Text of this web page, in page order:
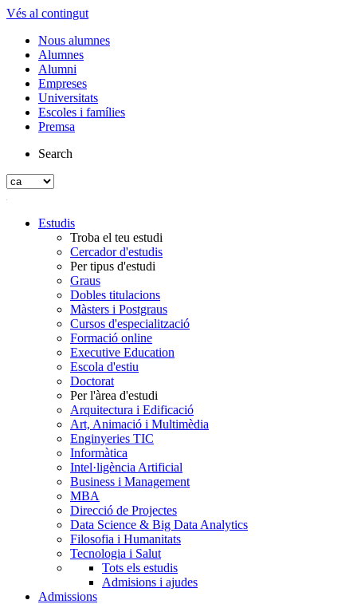
Vés al contingut
Nous alumnes
Alumnes
Alumni
Empreses
Universitats
Escoles i famílies
Premsa
Search
Estudis
Troba el teu estudi
Cercador d'estudis
Per tipus d'estudi
Graus
Dobles titulacions
Màsters i Postgraus
Cursos d'especialització
Formació online
Executive Education
Escola d'estiu
Doctorat
Per l'àrea d'estudi
Arquitectura i Edificació
Art, Animació i Multimèdia
Enginyeries TIC
Informàtica
Intel·ligència Artificial
Business i Management
MBA
Direcció de Projectes
Data Science & Big Data Analytics
Filosofia i Humanitats
Tecnologia i Salut
Tots els estudis
Admisions i ajudes
Admissions